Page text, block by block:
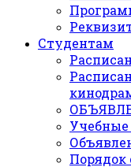
Студентам
Порядок